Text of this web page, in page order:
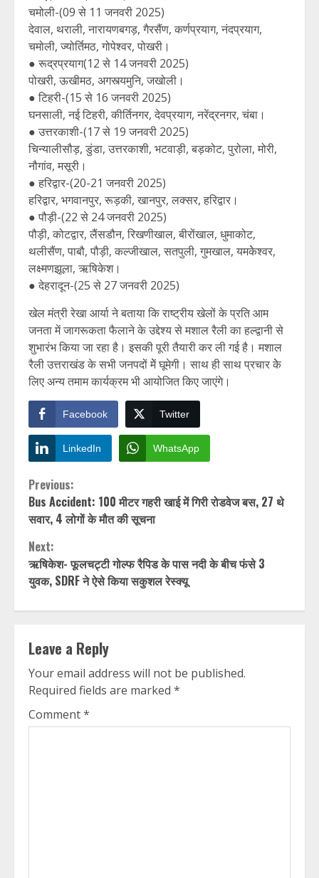
चमोली-(09 से 11 जनवरी 2025)
देवाल, थराली, नारायणबगड़, गैरसैंण, कर्णप्रयाग, नंदप्रयाग,
चमोली, ज्योर्तिमठ, गोपेश्वर, पोखरी।
● रूद्रप्रयाग(12 से 14 जनवरी 2025)
पोखरी, ऊखीमठ, अगस्त्यमुनि, जखोली।
● टिहरी-(15 से 16 जनवरी 2025)
घनसाली, नई टिहरी, कीर्तिनगर, देवप्रयाग, नरेंद्रनगर, चंबा।
● उत्तरकाशी-(17 से 19 जनवरी 2025)
चिन्यालीसौड़, डुंडा, उत्तरकाशी, भटवाड़ी, बड़कोट, पुरोला, मोरी,
नौगांव, मसूरी।
● हरिद्वार-(20-21 जनवरी 2025)
हरिद्वार, भगवानपुर, रूड़की, खानपुर, लक्सर, हरिद्वार।
● पौड़ी-(22 से 24 जनवरी 2025)
पौड़ी, कोटद्वार, लैंसडौन, रिखणीखाल, बीरोंखाल, धुमाकोट,
थलीसैंण, पाबौ, पौड़ी, कल्जीखाल, सतपुली, गुमखाल, यमकेेश्वर,
लक्ष्मणझूला, ऋषिकेश।
● देहरादून-(25 से 27 जनवरी 2025)
खेल मंत्री रेखा आर्या ने बताया कि राष्ट्रीय खेलों के प्रति आम
जनता में जागरूकता फैलाने के उद्देश्य से मशाल रैली का हल्द्वानी से
शुभारंभ किया जा रहा है। इसकी पूरी तैयारी कर ली गई है। मशाल
रैली उत्तराखंड के सभी जनपदों मेें घूमेगी। साथ ही साथ प्रचार केे
लिए अन्य तमाम कार्यक्रम भी आयोजित किए जाएंगे।
Facebook Twitter
LinkedIn WhatsApp
Continue
Reading
Previous:
Bus Accident: 100 मीटर गहरी खाई में गिरी रोडवेज बस, 27 थे
सवार, 4 लोगों के मौत की सूचना
Next:
ऋषिकेश- फूलचट्टी गोल्फ रैपिड के पास नदी के बीच फंसे 3
युवक, SDRF ने ऐसे किया सकुशल रेस्क्यू
Leave a Reply
Your email address will not be published.
Required fields are marked *
Comment*